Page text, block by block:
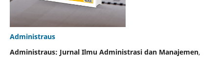
Administraus
Administraus: Jurnal Ilmu Administrasi dan Manajemen,